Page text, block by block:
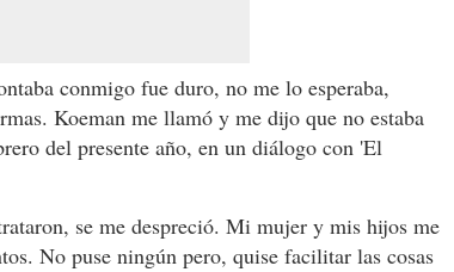
conmigo fue duro, no me lo esperaba,
Koeman me llamó y me dijo que no estaba
del presente año, en un diálogo con 'El
se me despreció. Mi mujer y mis hijos me
No puse ningún pero, quise facilitar las cosas